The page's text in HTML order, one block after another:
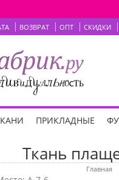
ВОЗВРАТ ОПТ СКИДКИ
ПРИКЛАДНЫЕ
Ткань
Главная